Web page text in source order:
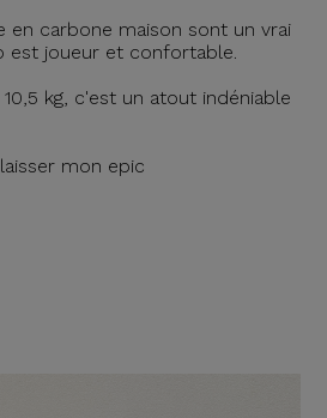
en carbone maison sont un vrai
est joueur et confortable.
kg, c'est un atout indéniable
mon epic